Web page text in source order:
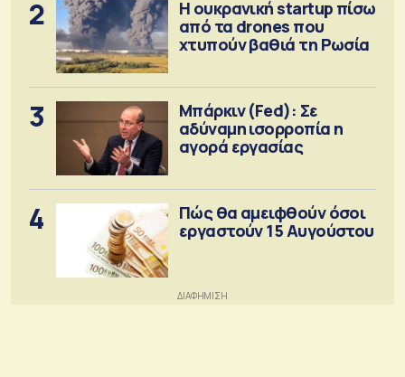
2
Η ουκρανική startup πίσω
από τα drones που
χτυπούν βαθιά τη Ρωσία
3
Μπάρκιν (Fed): Σε
αδύναμη ισορροπία η
αγορά εργασίας
4
Πώς θα αμειφθούν όσοι
εργαστούν 15 Αυγούστου